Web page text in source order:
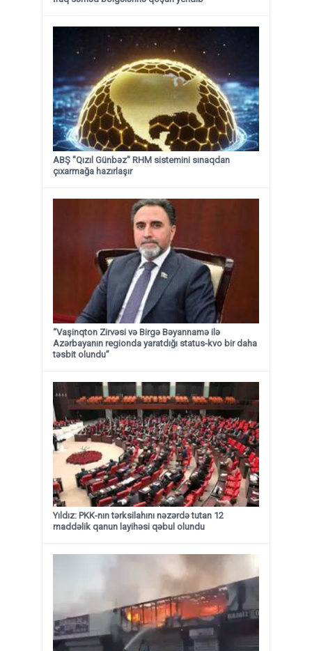
ABŞ "Qızıl Günbəz" RHM sistemini sınaqdan
çıxarmağa hazırlaşır
“Vaşinqton Zirvəsi və Birgə Bəyannamə ilə
Azərbayanın regionda yaratdığı status-kvo bir daha
təsbit olundu”
Yıldız: PKK-nın tərksilahını nəzərdə tutan 12
maddəlik qanun layihəsi qəbul olundu ​​​​​​​